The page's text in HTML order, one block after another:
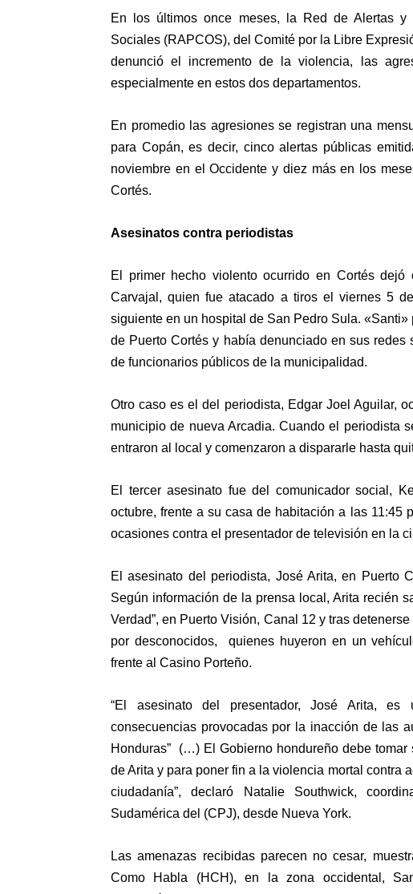
En los últimos once meses, la Red de Alertas y
Sociales (RAPCOS), del Comité por la Libre
denunció el incremento de la violencia, las
especialmente en estos dos departamentos.
En promedio las agresiones se registran una
para Copán, es decir, cinco alertas públicas
noviembre en el Occidente y diez más en los
Cortés.
Asesinatos contra periodistas
El primer hecho violento ocurrido en Cortés dejó
Carvajal, quien fue atacado a tiros el viernes 5
siguiente en un hospital de San Pedro Sula.
de Puerto Cortés y había denunciado en sus
de funcionarios públicos de la municipalidad.
Otro caso es el del periodista, Edgar Joel Aguilar,
municipio de nueva Arcadia. Cuando el periodista
entraron al local y comenzaron a dispararle hasta
El tercer asesinato fue del comunicador social,
octubre, frente a su casa de habitación a las 11:45
ocasiones contra el presentador de televisión en la
El asesinato del periodista, José Arita, en Puerto
Según información de la prensa local, Arita recién
Verdad”, en Puerto Visión, Canal 12 y tras
por desconocidos, quienes huyeron en un
frente al Casino Porteño.
“El asesinato del presentador, José Arita, es
consecuencias provocadas por la inacción de las
Honduras” (…) El Gobierno hondureño debe
de Arita y para poner fin a la violencia mortal contra
ciudadanía”, declaró Natalie Southwick,
Sudamérica del (CPJ), desde Nueva York.
Las amenazas recibidas parecen no cesar,
Como Habla (HCH), en la zona occidental,